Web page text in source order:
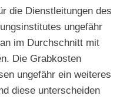
die Dienstleitungen des
ungefähr
im Durchschnitt mit
Die Grabkosten
ungefähr ein weiteres
diese unterscheiden